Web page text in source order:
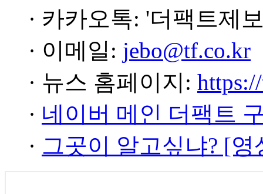
· 카카오톡: '더팩트제
· 이메일: jebo@tf.co.kr
· 뉴스 홈페이지:
· 네이버 메인 더팩트
· 그곳이 알고싶냐? [